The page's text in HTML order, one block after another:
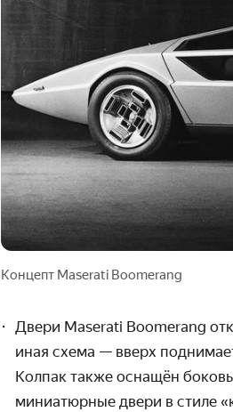
Концепт Maserati Boomerang
Двери Maserati Boomerang
иная схема — вверх
Колпак также оснащён
миниатюрные двери в стиле